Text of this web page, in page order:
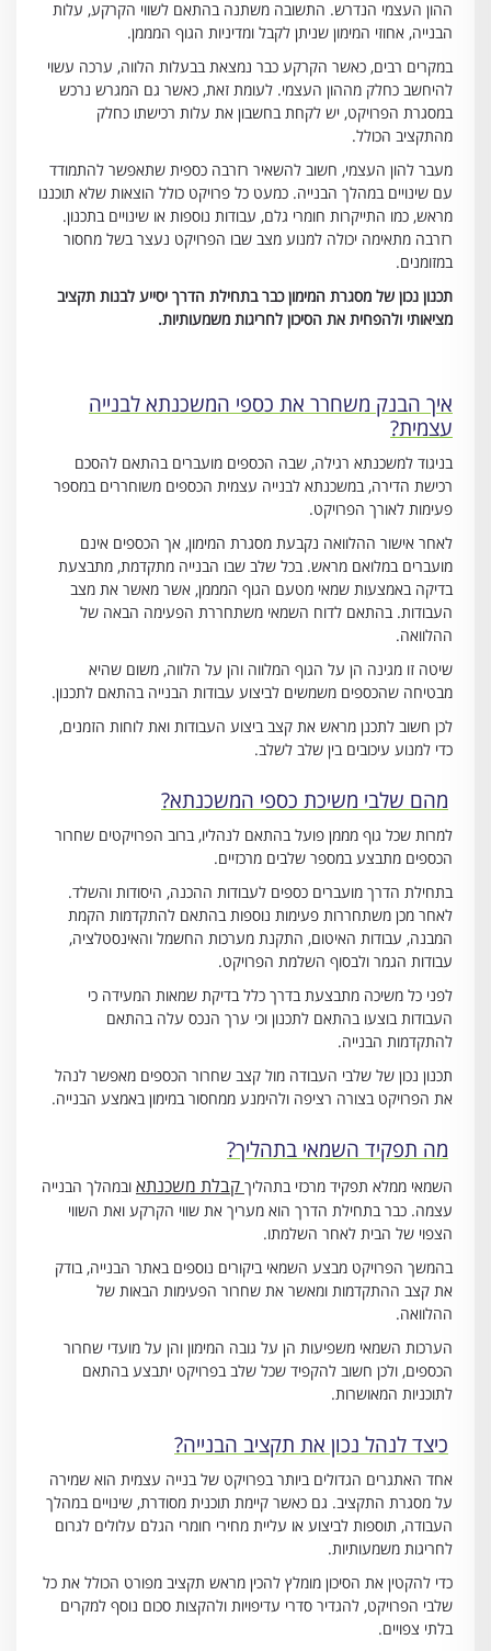
ההון העצמי הנדרש. התשובה משתנה בהתאם לשווי הקרקע, עלות
הבנייה, אחוזי המימון שניתן לקבל ומדיניות הגוף המממן.
במקרים רבים, כאשר הקרקע כבר נמצאת בבעלות הלווה, ערכה עשוי
להיחשב כחלק מההון העצמי. לעומת זאת, כאשר גם המגרש נרכש
במסגרת הפרויקט, יש לקחת בחשבון את עלות רכישתו כחלק
מהתקציב הכולל.
מעבר להון העצמי, חשוב להשאיר רזרבה כספית שתאפשר להתמודד
עם שינויים במהלך הבנייה. כמעט כל פרויקט כולל הוצאות שלא תוכננו
מראש, כמו התייקרות חומרי גלם, עבודות נוספות או שינויים בתכנון.
רזרבה מתאימה יכולה למנוע מצב שבו הפרויקט נעצר בשל מחסור
במזומנים.
תכנון נכון של מסגרת המימון כבר בתחילת הדרך יסייע לבנות תקציב
מציאותי ולהפחית את הסיכון לחריגות משמעותיות.
איך הבנק משחרר את כספי המשכנתא לבנייה
עצמית?
בניגוד למשכנתא רגילה, שבה הכספים מועברים בהתאם להסכם
רכישת הדירה, במשכנתא לבנייה עצמית הכספים משוחררים במספר
פעימות לאורך הפרויקט.
לאחר אישור ההלוואה נקבעת מסגרת המימון, אך הכספים אינם
מועברים במלואם מראש. בכל שלב שבו הבנייה מתקדמת, מתבצעת
בדיקה באמצעות שמאי מטעם הגוף המממן, אשר מאשר את מצב
העבודות. בהתאם לדוח השמאי משתחררת הפעימה הבאה של
ההלוואה.
שיטה זו מגינה הן על הגוף המלווה והן על הלווה, משום שהיא
מבטיחה שהכספים משמשים לביצוע עבודות הבנייה בהתאם לתכנון.
לכן חשוב לתכנן מראש את קצב ביצוע העבודות ואת לוחות הזמנים,
כדי למנוע עיכובים בין שלב לשלב.
מהם שלבי משיכת כספי המשכנתא?
למרות שכל גוף מממן פועל בהתאם לנהליו, ברוב הפרויקטים שחרור
הכספים מתבצע במספר שלבים מרכזיים.
בתחילת הדרך מועברים כספים לעבודות ההכנה, היסודות והשלד.
לאחר מכן משתחררות פעימות נוספות בהתאם להתקדמות הקמת
המבנה, עבודות האיטום, התקנת מערכות החשמל והאינסטלציה,
עבודות הגמר ולבסוף השלמת הפרויקט.
לפני כל משיכה מתבצעת בדרך כלל בדיקת שמאות המעידה כי
העבודות בוצעו בהתאם לתכנון וכי ערך הנכס עלה בהתאם
להתקדמות הבנייה.
תכנון נכון של שלבי העבודה מול קצב שחרור הכספים מאפשר לנהל
את הפרויקט בצורה רציפה ולהימנע ממחסור במימון באמצע הבנייה.
מה תפקיד השמאי בתהליך?
השמאי ממלא תפקיד מרכזי בתהליך קבלת משכנתא ובמהלך הבנייה
עצמה. כבר בתחילת הדרך הוא מעריך את שווי הקרקע ואת השווי
הצפוי של הבית לאחר השלמתו.
בהמשך הפרויקט מבצע השמאי ביקורים נוספים באתר הבנייה, בודק
את קצב ההתקדמות ומאשר את שחרור הפעימות הבאות של
ההלוואה.
הערכות השמאי משפיעות הן על גובה המימון והן על מועדי שחרור
הכספים, ולכן חשוב להקפיד שכל שלב בפרויקט יתבצע בהתאם
לתוכניות המאושרות.
כיצד לנהל נכון את תקציב הבנייה?
אחד האתגרים הגדולים ביותר בפרויקט של בנייה עצמית הוא שמירה
על מסגרת התקציב. גם כאשר קיימת תוכנית מסודרת, שינויים במהלך
העבודה, תוספות לביצוע או עליית מחירי חומרי הגלם עלולים לגרום
לחריגות משמעותיות.
כדי להקטין את הסיכון מומלץ להכין מראש תקציב מפורט הכולל את כל
שלבי הפרויקט, להגדיר סדרי עדיפויות ולהקצות סכום נוסף למקרים
בלתי צפויים.